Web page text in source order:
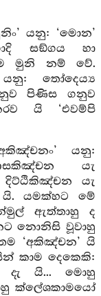
යනු: ‘මොන’
සඞ්ගය හා
මුනි නම් වේ.
තෝදෙය්‍ය
පිණිස ගනුව
යි ‘එවම්පි
යනු:
යැ
යැ
යමක්හට මේ
ඇත්තාහු ද
නොනිසි වූවාහු
‘අකිඤ්චන’ යි
කාම දෙකෙකි:
දැ යි... මොහු
ක්ලේශකාමයෝ